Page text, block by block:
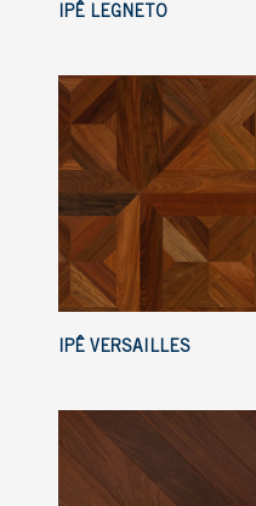
IPÊ LEGNETO
IPÊ VERSAILLES